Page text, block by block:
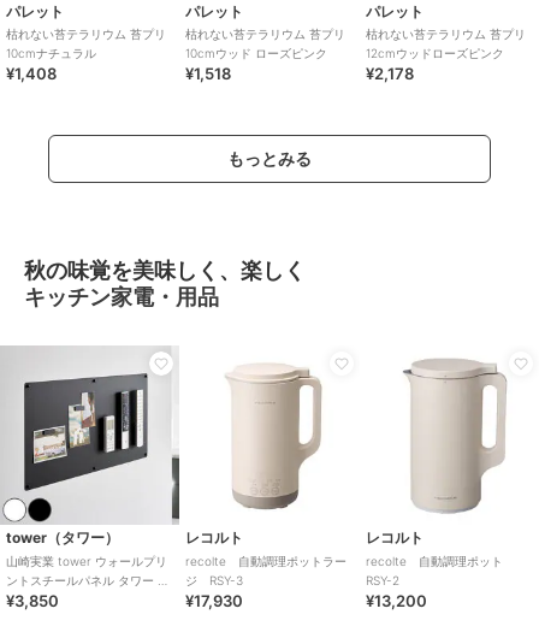
パレット
枯れない苔テラリウム 苔プリ
10cmナチュラル
¥1,408
パレット
枯れない苔テラリウム 苔プリ
10cmウッド ローズピンク
¥1,518
パレット
枯れない苔テラリウム 苔プリ
12cmウッドローズピンク
¥2,178
もっとみる
秋の味覚を美味しく、楽しく
キッチン家電・用品
tower（タワー）
山崎実業 tower ウォールプリ
ントスチールパネル タワー L
石こうボード壁対応
¥3,850
レコルト
recolte 自動調理ポットラー
ジ RSY-3
¥17,930
レコルト
recolte 自動調理ポット
RSY-2
¥13,200